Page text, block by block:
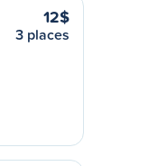
12$
3 places